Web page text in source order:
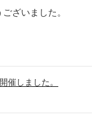
ざいました。
催しました。